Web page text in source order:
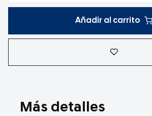
Añadir al carrito
Más detalles